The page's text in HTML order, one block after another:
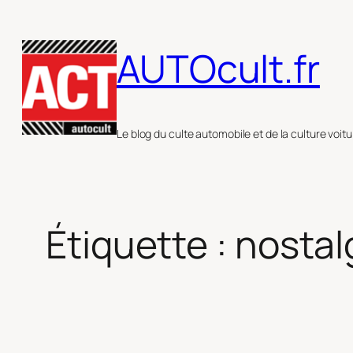
au
contenu
AUTOcult.fr
Le blog du culte automobile et de la culture
Étiquette :